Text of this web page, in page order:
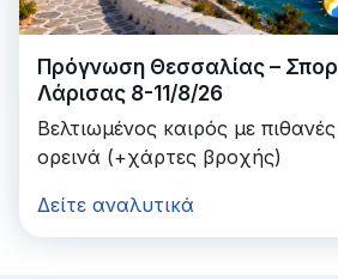
Πρόγνωση Θεσσαλίας –
Λάρισας 8-11/8/26
Βελτιωμένος καιρός με
ορεινά (+χάρτες βροχής)
Δείτε αναλυτικά